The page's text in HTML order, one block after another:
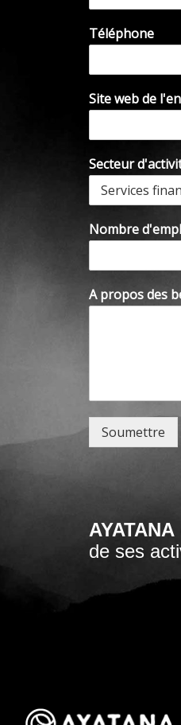
Téléphone
Site web de
Secteur
Nombre
A propos des
Soumettre
AYATANA
de ses